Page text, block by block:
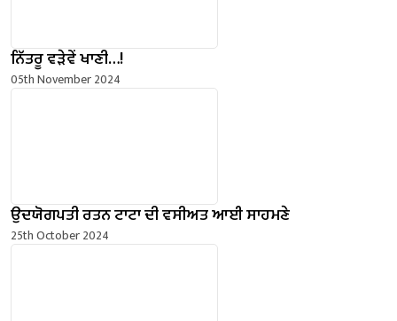
ਨਿੱਤਰੂ ਵੜੇਵੇਂ ਖਾਣੀ…!
05th November 2024
ਉਦਯੋਗਪਤੀ ਰਤਨ ਟਾਟਾ ਦੀ ਵਸੀਅਤ ਆਈ ਸਾਹਮਣੇ
25th October 2024